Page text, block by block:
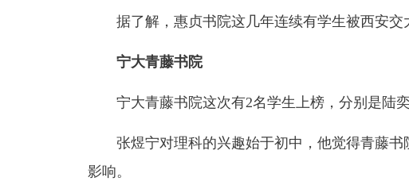
据了解，惠贞书院这几年连续有学生被西安交
宁大青藤书院
宁大青藤书院这次有2名学生上榜，分别是陆
张煜宁对理科的兴趣始于初中，他觉得青藤
影响。